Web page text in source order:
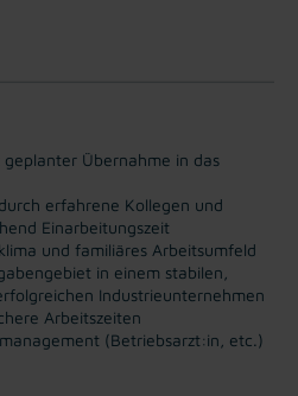
Übernahme in das
erfahrene Kollegen und
Einarbeitungszeit
und familiäres Arbeitsumfeld
in einem stabilen,
Industrieunternehmen
Arbeitszeiten
(Betriebsarzt:in, etc.)